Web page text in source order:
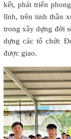
kết, phát triển
lĩnh, trên tinh thần
trong xây dựng đời
dựng các tổ chức
được giao.